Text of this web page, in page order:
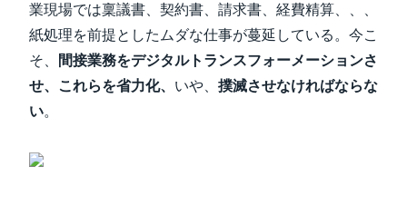
業現場では稟議書、契約書、請求書、経費精算、、、
紙処理を前提としたムダな仕事が蔓延している。今こ
そ、
間接業務をデジタルトランスフォーメーションさ
せ、これらを省力化、 いや、 撲滅させなければならな
い。